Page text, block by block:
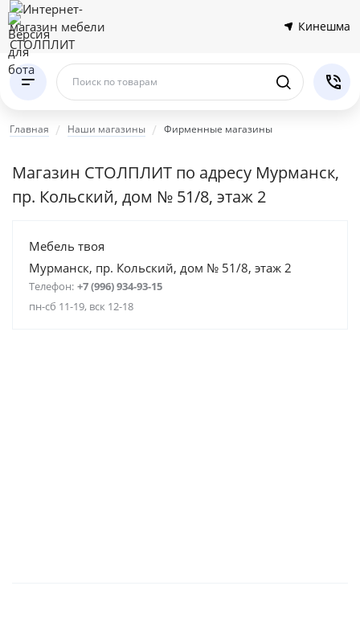
Кинешма
Поиск по товарам
Главная Наши магазины Фирменные магазины
Магазин СТОЛПЛИТ по адресу Мурманск,
пр. Кольский, дом № 51/8, этаж 2
Мебель твоя
Мурманск, пр. Кольский, дом № 51/8, этаж 2
Телефон: +7 (996) 934-93-15
пн-сб 11-19, вск 12-18